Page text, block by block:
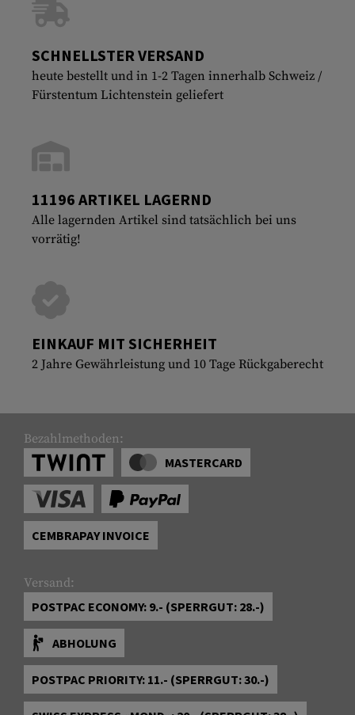
SCHNELLSTER VERSAND
heute bestellt und in 1-2 Tagen innerhalb Schweiz /
Fürstentum Lichtenstein geliefert
11196 ARTIKEL LAGERND
Alle lagernden Artikel sind tatsächlich bei uns
vorrätig!
EINKAUF MIT SICHERHEIT
2 Jahre Gewährleistung und 10 Tage Rückgaberecht
Bezahlmethoden:
MASTERCARD
CEMBRAPAY INVOICE
Versand:
POSTPAC ECONOMY: 9.- (SPERRGUT: 28.-)
ABHOLUNG
POSTPAC PRIORITY: 11.- (SPERRGUT: 30.-)